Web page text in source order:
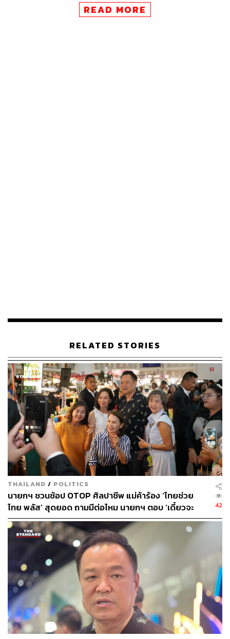
บ้านจันทร์ส่องหล้ามีแพทองธาร และ พินทองทา ชินวัตร
คุณากรวงศ์ อยู่ในวงสนทนาครั้งนี้ด้วย
ปฏิเสธเช่นกันว่า “ไม่รู้​และไม่ทราบ​”
สำหรับวาระการประชุมคณะรัฐมนตรี ครั้งที่ 4/2567 มีวาระ
เพื่อพิจารณา 10 เรื่อง และวาระเพื่อทราบหากไม่มีข้อทักท้วง
21 เรื่อง เช่น การแก้ไขหลักเกณฑ์​เยียวยาน้ำท่วมปรับเป็น
อัตรา​ 9,000 บาททุกครัวเรือน​ และ ศูนย์ปฏิบัติการช่วยเหลือผู้
ประสบอุทกภัย วาตภัย และดินโคลนถล่ม (ศปช.) จะมีการ
รายงานสถานการณ์​น้ำล่าสุดในพื้นที่เพื่อให้คณะรัฐมนตรีได้
รับทราบ รวมถึงกระทรวงมหาดไทยจะเสนอแต่งตั้ง
ข้าราชการระดับสูงของกระทรวง​ ทั้งในตำแหน่งอธิบดี​ และผู้
ว่าราชการ​จังหวัด​
การประชุมในวันนี้ มีรัฐมนตรีขอประชุมผ่าน Video
Conference จำนวน 1 คน คือ พล.อ. ณัฐพล นาคพาณิชย์
รัฐมนตรีช่วยว่าการกระทรวงกลาโหม และมีรัฐมนตรีขอแจ้ง
ลาประชุม 7 ท่าน ได้แก่
ภูมิธรรม เวชยชัย รองนายกรัฐมนตรี และรัฐมนตรี
ว่าการกระทรวงกลาโหม
พล.ต.อ. เพิ่มพูน ชิดชอบ รัฐมนตรีว่าการกระทรวง
ศึกษาธิการ
พิชัย นริพทะพันธุ์ รัฐมนตรีว่าการกระทรวงพาณิชย์
ศุภมาส อิศรภักดี รัฐมนตรีว่าการกระทรวงการ
อุดมศึกษา วิทยาศาสตร์ วิจัยและนวัตกรรม
มาริษ เสงี่ยมพงษ์ รัฐมนตรีว่าการกระทรวงการต่าง
READ MORE
RELATED STORIES
THAILAND / POLITICS
นายกฯ ชวนช้อป OTOP ศิลปาชีพ แม่ค้าร้อง ‘ไทยช่วย
ไทย พลัส’ สุดยอด ถามมีต่อไหม นายกฯ ตอบ ‘เดี๋ยวจะ
พยายาม’
42